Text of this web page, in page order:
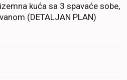
kuća sa 3 spavaće sobe,
(DETALJAN PLAN)